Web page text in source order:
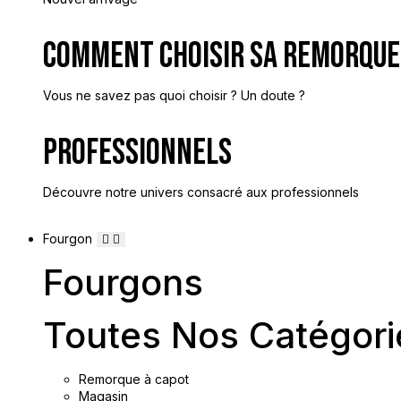
Comment Choisir Sa
Vous ne savez pas quoi choisir ? Un doute ?
Professionnels
Découvre notre univers consacré aux professionnels
Fourgon
Fourgons
Toutes Nos
Remorque à capot
Magasin